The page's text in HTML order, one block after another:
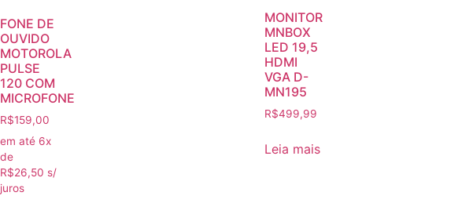
FONE DE
OUVIDO
MOTOROLA
PULSE
120 COM
MICROFONE
R$159,00
em até 6x
de
R$26,50 s/
juros
MONITOR
MNBOX
LED 19,5
HDMI
VGA D-
MN195
R$499,99
Leia mais